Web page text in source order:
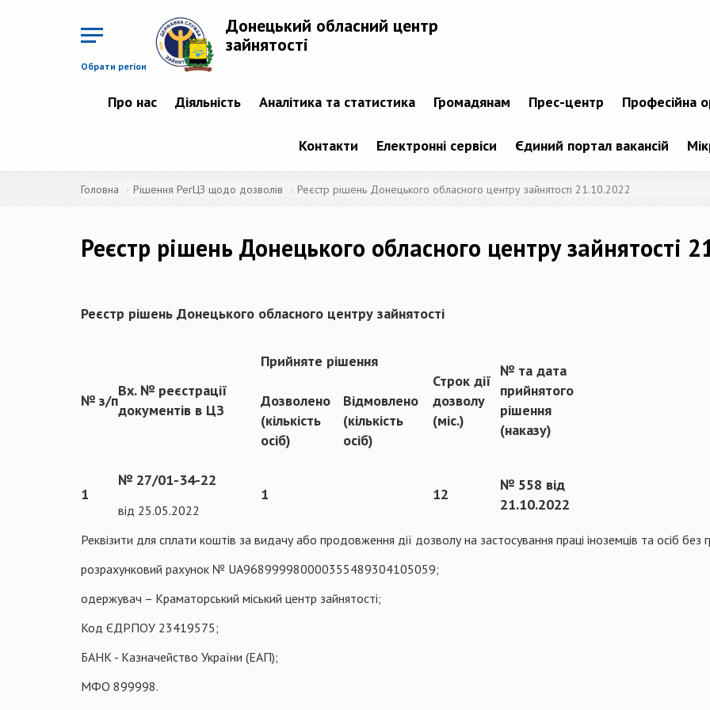
Обрати регіон
Донецький обласний центр
зайнятості
Про нас Діяльність Аналітика та статистика Громадянам Прес-центр Професійна
Контакти Електронні сервіси Єдиний портал вакансій
Головна Рішення РегЦЗ щодо дозволів Реєстр рішень Донецького обласного центру зайнятості 21.10.2022
Реєстр рішень Донецького обласного центру зайнятості
Реєстр рішень Донецького обласного центру зайнятості
№ з/п
Вх. № реєстрації
документів в ЦЗ
Прийняте рішення
Строк дії
дозволу
(міс.)
№ та дата
прийнятого
рішення
(наказу)
Дозволено
(кількість
осіб)
Відмовлено
(кількість
осіб)
1
№ 27/01-34-22
від 25.05.2022
1 12
№ 558 від
21.10.2022
Реквізити для сплати коштів за видачу або продовження дії дозволу на застосування праці іноземців та осіб без
розрахунковий рахунок № UA968999980000355489304105059;
одержувач – Краматорський міський центр зайнятості;
Код ЄДРПОУ 23419575;
БАНК - Казначейство України (ЕАП);
МФО 899998.